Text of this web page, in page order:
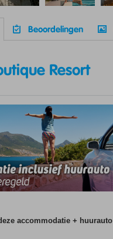
Beoordelingen
Resort
accommodatie + huurauto